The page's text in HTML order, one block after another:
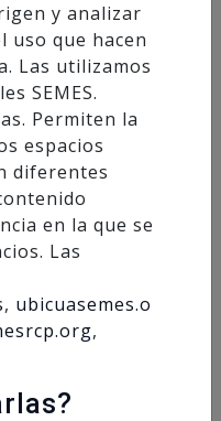
newsletter
y mantente
Andalucía!
y analizar
uso que hacen
Las utilizamos
SEMES.
Permiten la
espacios
diferentes
en la que se
Las
, ubicuasemes.o
,